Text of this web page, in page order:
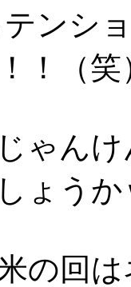
ンシ
！（笑
ゃん
ょうか
の回